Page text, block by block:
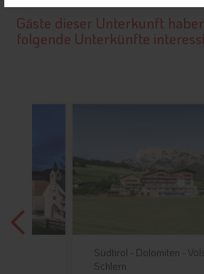
Gäste dieser Unterkunft
folgende Unterkünfte
Südtirol - Dolomiten -
Schlern